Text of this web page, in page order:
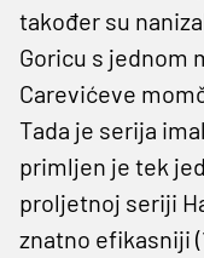
također su
Goricu s jednom
Carevićeve
Tada je serija
primljen je tek
proljetnoj seriji
znatno efikasniji